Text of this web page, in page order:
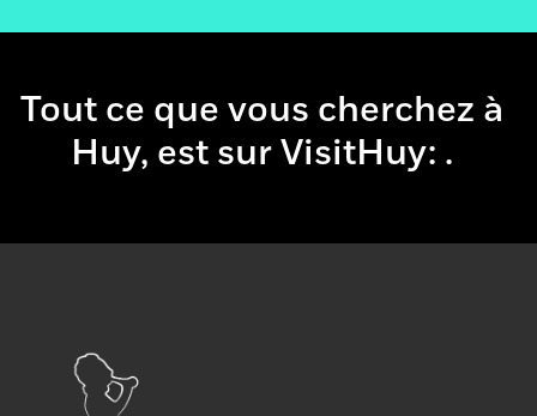
4500 - Huy
Téléphone
085 21 29 15
Tout ce que vous cherchez à
Huy, est sur VisitHuy:boire